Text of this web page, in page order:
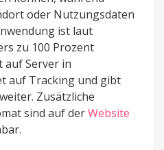
oder Nutzungsdaten
ist laut
zu 100 Prozent
auf Server in
auf Tracking und gibt
Zusätzliche
sind auf derWebsite